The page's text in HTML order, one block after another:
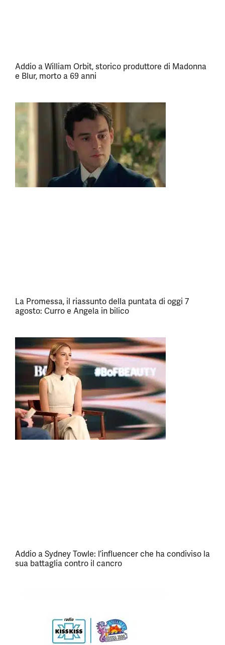
Addio a William Orbit, storico produttore di Madonna
e Blur, morto a 69 anni
La Promessa, il riassunto della puntata di oggi 7
agosto: Curro e Angela in bilico
Addio a Sydney Towle: l’influencer che ha condiviso la
sua battaglia contro il cancro